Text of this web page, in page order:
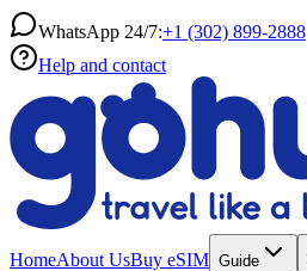
WhatsApp 24/7:+1 (302) 899-2888
Help and contact
HomeAbout UsBuy eSIM Guide